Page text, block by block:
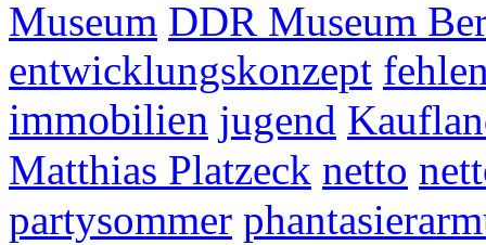
Museum DDR Museum
entwicklungskonzept
immobilien jugend
Matthias Platzeck netto
partysommer